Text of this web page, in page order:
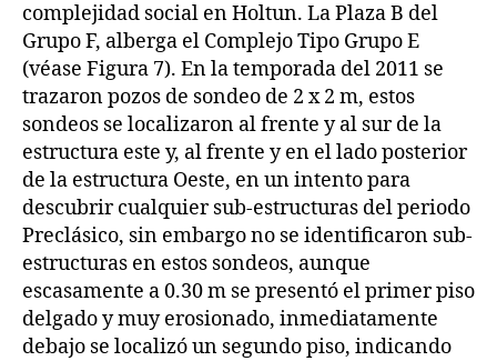
complejidad social en Holtun. La Plaza B del
Grupo F, alberga el Complejo Tipo Grupo E
(véase Figura 7). En la temporada del 2011 se
trazaron pozos de sondeo de 2 x 2 m, estos
sondeos se localizaron al frente y al sur de la
estructura este y, al frente y en el lado posterior
de la estructura Oeste, en un intento para
descubrir cualquier sub-estructuras del periodo
Preclásico, sin embargo no se identificaron sub-
estructuras en estos sondeos, aunque
escasamente a 0.30 m se presentó el primer piso
delgado y muy erosionado, inmediatamente
debajo se localizó un segundo piso, indicando